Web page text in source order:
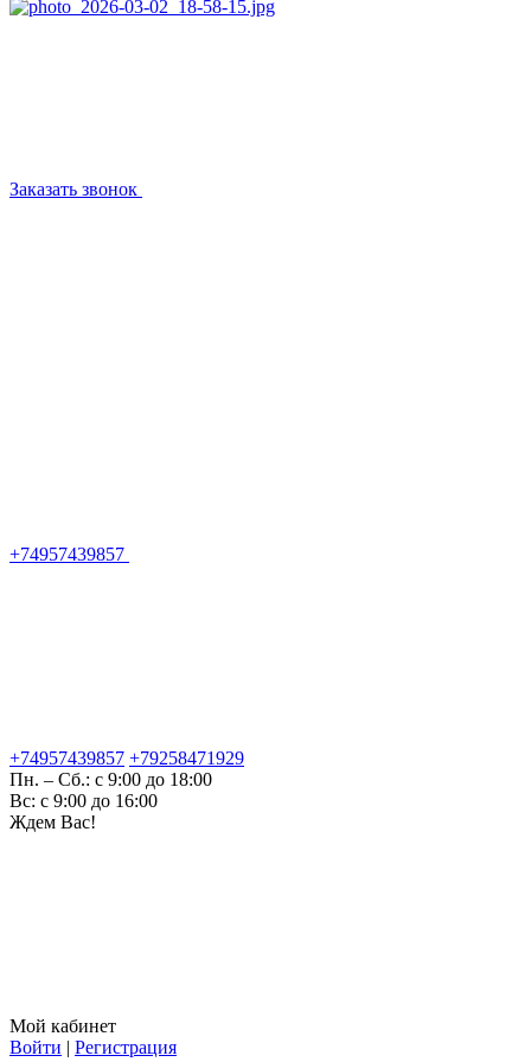
Заказать звонок
+74957439857
+74957439857 +79258471929
Пн. – Сб.: с 9:00 до 18:00
Вс: с 9:00 до 16:00
Ждем Вас!
Мой кабинет
Войти | Регистрация